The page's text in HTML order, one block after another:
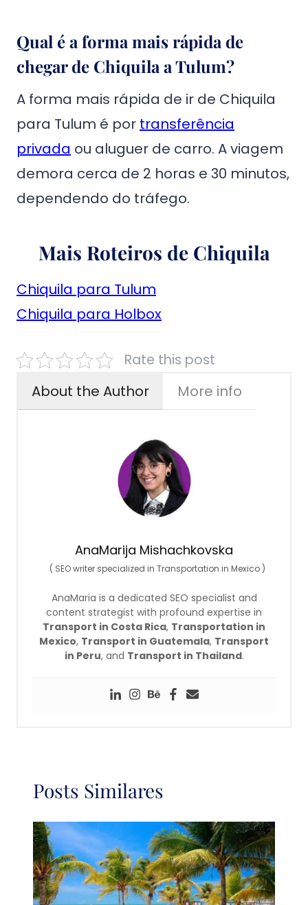
Qual é a forma mais rápida de
chegar de Chiquila a Tulum?
A forma mais rápida de ir de Chiquila
para Tulum é por transferência
privada ou aluguer de carro. A viagem
demora cerca de 2 horas e 30 minutos,
dependendo do tráfego.
Mais Roteiros de Chiquila
Chiquila para Tulum
Chiquila para Holbox
Rate this post
About the Author More info
AnaMarija Mishachkovska
( SEO writer specialized in Transportation in Mexico )
AnaMaria is a dedicated SEO specialist and
content strategist with profound expertise in
Transport in Costa Rica, Transportation in
Mexico, Transport in Guatemala, Transport
in Peru, and Transport in Thailand.
Posts Similares